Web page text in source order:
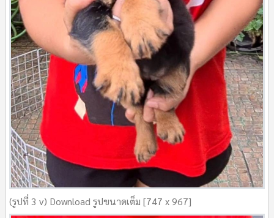
(รูปที่ 3 v) Download รูปขนาดเต็ม [747 x 967]